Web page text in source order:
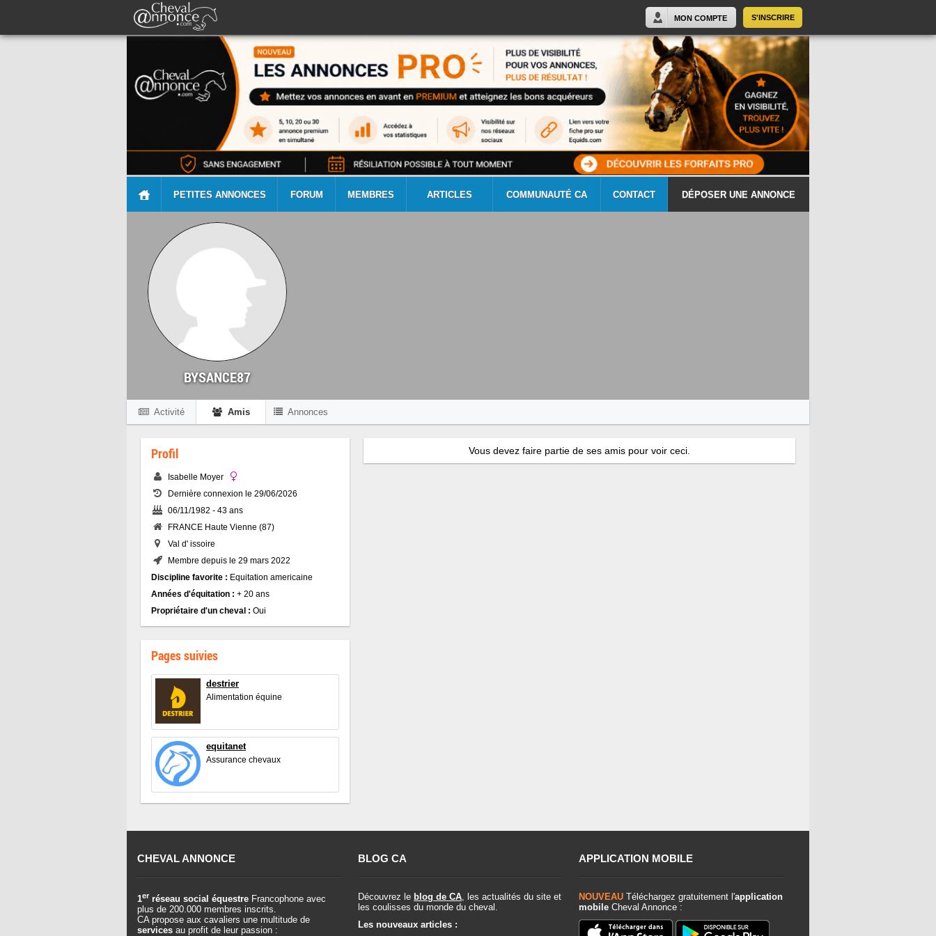
S'INSCRIRE
MON COMPTE
PETITES ANNONCES FORUM MEMBRES ARTICLES COMMUNAUTÉ CA CONTACT DÉPOSER UNE ANNONCE
BYSANCE87
Activité Amis Annonces
Profil
Isabelle Moyer
Dernière connexion le 29/06/2026
06/11/1982 - 43 ans
FRANCE Haute Vienne (87)
Val d' issoire
Membre depuis le 29 mars 2022
Discipline favorite : Equitation americaine
Années d'équitation : + 20 ans
Propriétaire d'un cheval : Oui
Pages suivies
destrier
Alimentation équine
equitanet
Assurance chevaux
Vous devez faire partie de ses amis pour voir ceci.
CHEVAL ANNONCE
1er réseau social équestre Francophone avec
plus de 200.000 membres inscrits.
CA propose aux cavaliers une multitude de
services au profit de leur passion :
BLOG CA
Découvrez le blog de CA , les actualités du site et
les coulisses du monde du cheval.
Les nouveaux articles :
APPLICATION MOBILE
NOUVEAU Téléchargez gratuitement l'application
mobile Cheval Annonce :